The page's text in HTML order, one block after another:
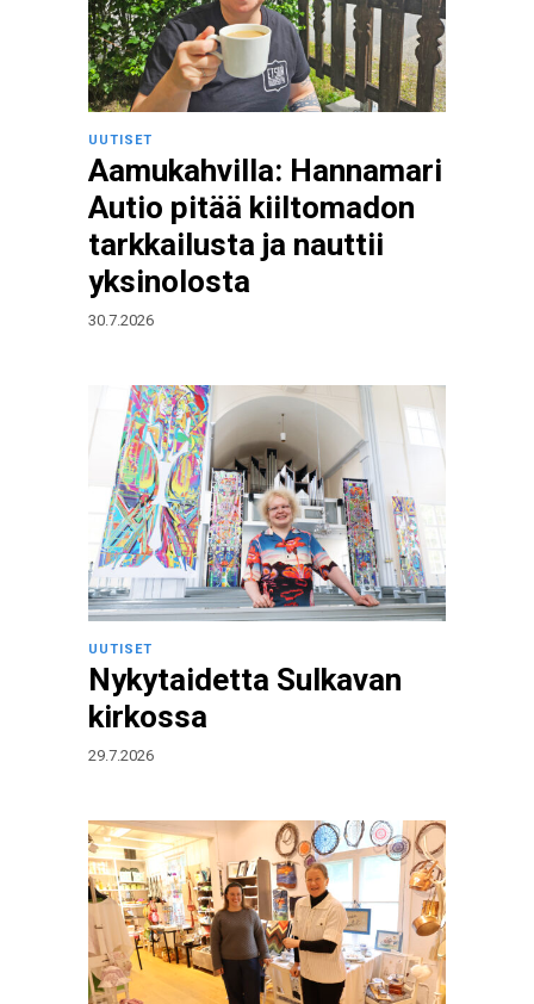
UUTISET
Aamukahvilla: Hannamari
Autio pitää kiiltomadon
tarkkailusta ja nauttii
yksinolosta
30.7.2026
UUTISET
Nykytaidetta Sulkavan
kirkossa
29.7.2026